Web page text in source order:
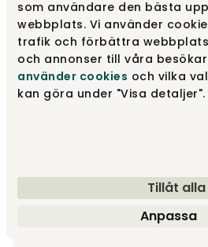
som användare den bästa
webbplats. Vi använder
trafik och förbättra
och annonser till våra
använder cookies och vilka
kan göra under "Visa detaljer".
Tillåt alla
Anpassa
Rekommenderade tillval
Rekommenderade tillval
fr.17 540 kr